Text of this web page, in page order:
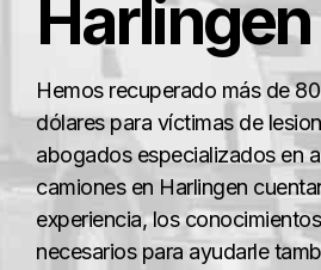
Harlingen
Hemos recuperado más de
dólares para víctimas de
abogados especializados en
camiones en Harlingen
experiencia, los
necesarios para ayudarle